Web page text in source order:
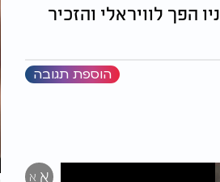
הפך לוויראלי והזכיר
הוספת תגובה
א א